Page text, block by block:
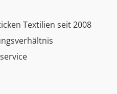
Textilien seit 2008